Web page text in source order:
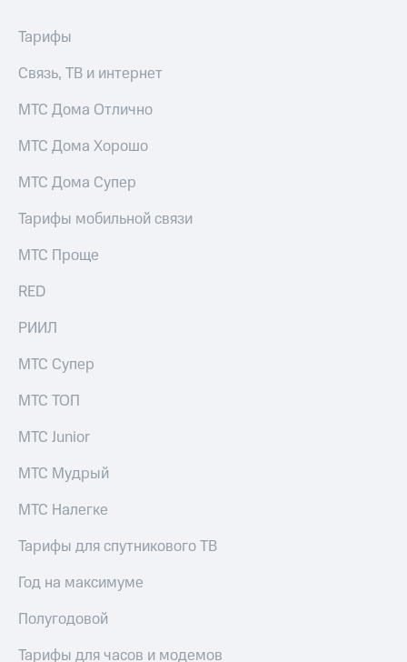
капитал
и
Рынок
Описание
Программа
Порядок
выкупа
Описание
Уведомление
погашении
облигаций
Реквизиты
Контакты
развитие
На главную
Тарифы
Связь, ТВ и интернет
МТС Дома Отлично
МТС Дома Хорошо
МТС Дома Супер
Тарифы мобильной связи
МТС Проще
RED
РИИЛ
МТС Супер
МТС ТОП
МТС Junior
МТС Мудрый
МТС Налегке
Тарифы для спутникового ТВ
Год на максимуме
Полугодовой
Тарифы для часов и модемов